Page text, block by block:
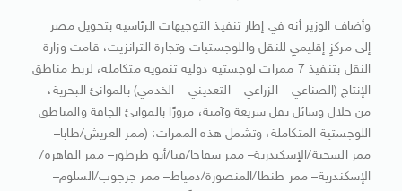
وأضاف الوزير أنه في إطار تنفيذ التوجيهات الرئاسية بتحويل مصر
إلى مركزٍ إقليميٍ للنقل واللوجستيات وتجارة الترانزيت، قامت وزارة
النقل بتنفيذ 7 ممرات لوجستية دولية تنموية متكاملة، لربط مناطق
الإنتاج (الصناعي – الزراعي – التعديني – الخدمي) بالموانئ البحرية،
من خلال وسائل نقل سريعة وآمنة، مرورًا بالموانئ الجافة والمناطق
اللوجستية المتكاملة، وتشمل هذه الممرات: (ممر العريش/طابا–
ممر السخنة/الإسكندرية– ممر سفاجا/قنا/أبو طرطور– ممر القاهرة/
الإسكندرية– ممر طنطا/المنصورة/دمياط– ممر جرجوب/السلوم–